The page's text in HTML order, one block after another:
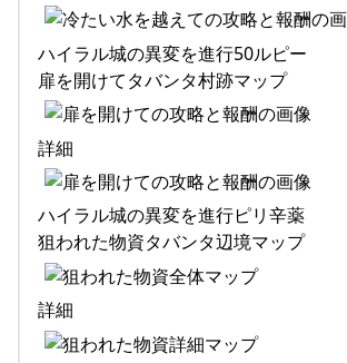
ハイラル城の異変を進行50ルピー
扉を開けてタバンタ村跡マップ
詳細
ハイラル城の異変を進行ピリ辛薬
狙われた物資タバンタ辺境マップ
詳細